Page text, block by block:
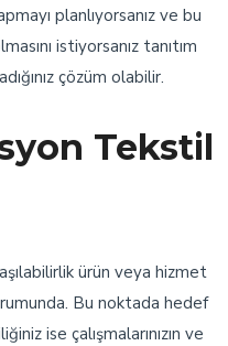
planlıyorsanız ve bu
istiyorsanız tanıtım
çözüm olabilir.
Tekstil
ürün veya hizmet
Bu noktada hedef
ise çalışmalarınızın ve